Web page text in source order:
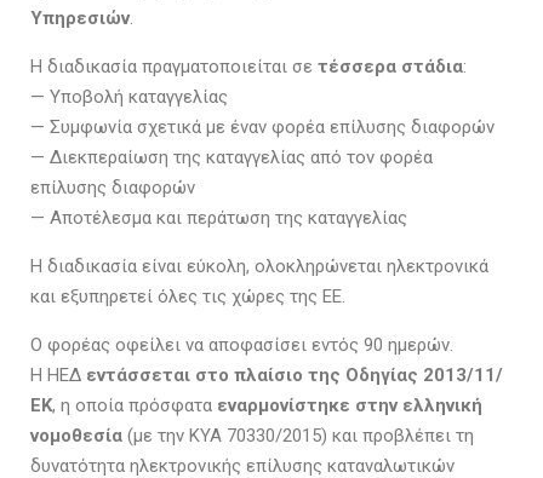
Υπηρεσιών
Η διαδικασία πραγματοποιείται σε τέσσερα στάδια:
— Υποβολή καταγγελίας
— Συμφωνία σχετικά με έναν φορέα επίλυσης διαφορών
— Διεκπεραίωση της καταγγελίας από τον φορέα
επίλυσης διαφορών
— Αποτέλεσμα και περάτωση της καταγγελίας
Η διαδικασία είναι εύκολη, ολοκληρώνεται ηλεκτρονικά
και εξυπηρετεί όλες τις χώρες της ΕΕ.
Ο φορέας οφείλει να αποφασίσει εντός 90 ημερών.
Η ΗΕΔ εντάσσεται στο πλαίσιο της Οδηγίας 2013/11/
ΕΚ, η οποία πρόσφατα εναρμονίστηκε στην ελληνική
νομοθεσία (με την ΚΥΑ 70330/2015) και προβλέπει τη
δυνατότητα ηλεκτρονικής επίλυσης καταναλωτικών